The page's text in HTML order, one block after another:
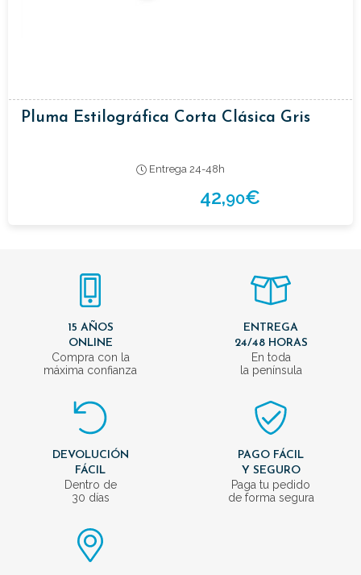
Pluma Estilográfica Corta Clásica Gris
Entrega 24-48h
42,90€
15 AÑOS
ONLINE
Compra con la
máxima confianza
ENTREGA
24/48 HORAS
En toda
la península
DEVOLUCIÓN
FÁCIL
Dentro de
30 días
PAGO FÁCIL
Y SEGURO
Paga tu pedido
de forma segura